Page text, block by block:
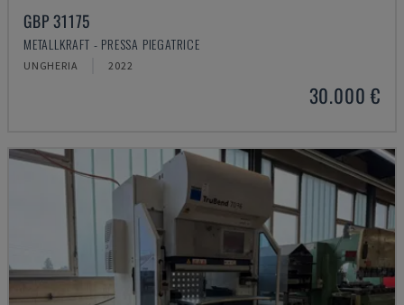
GBP 31175
METALLKRAFT - PRESSA PIEGATRICE
UNGHERIA 2022
30.000 €